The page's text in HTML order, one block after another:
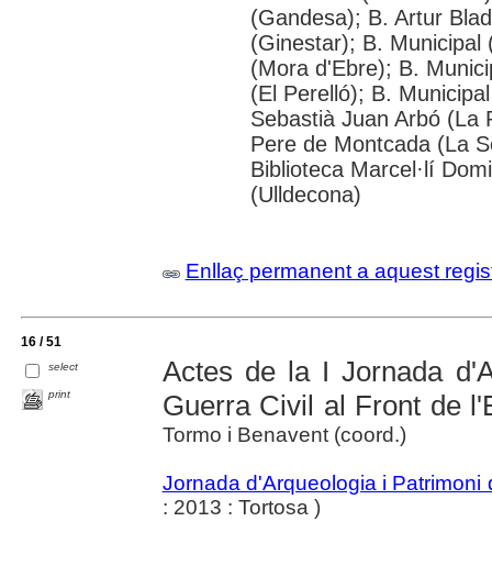
(Gandesa); B. Artur
(Ginestar); B. Municipal
(Mora d'Ebre); B.
(El Perelló); B.
Sebastià Juan Arbó (La
Pere de Montcada (La
Biblioteca Marcel·lí
(Ulldecona)
Enllaç permanent a aquest
16 / 51
select
print
Actes de la I Jornada
Guerra Civil al Front de
Tormo i Benavent (coord.)
Jornada d'Arqueologia i
: 2013 : Tortosa )